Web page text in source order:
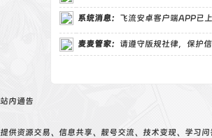
系统消息： 飞流安卓客户端APP已
麦麦管家： 请遵守版规社律，保护
站内通告
提供资源交易、信息共享、靓号交流、技术变现、学习问